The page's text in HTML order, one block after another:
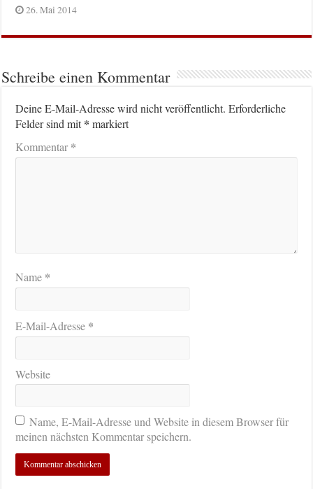
26. Mai 2014
Schreibe einen Kommentar
Deine E-Mail-Adresse wird nicht veröffentlicht. Erforderliche
Felder sind mit* markiert
Kommentar*
Name *
E-Mail-Adresse *
Website
Name, E-Mail-Adresse und Website in diesem Browser für
meinen nächsten Kommentar speichern.